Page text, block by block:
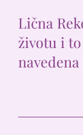
Lična
životu i